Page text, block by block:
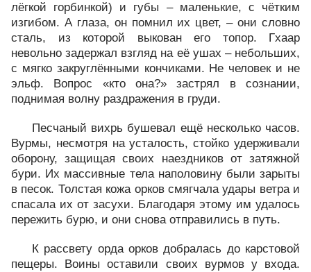
лёгкой горбинкой) и губы – маленькие, с чётким
изгибом. А глаза, он помнил их цвет, – они словно
сталь, из которой выкован его топор. Гхаар
невольно задержал взгляд на её ушах – небольших,
с мягко закруглёнными кончиками. Не человек и не
эльф. Вопрос «кто она?» застрял в сознании,
поднимая волну раздражения в груди.
Песчаный вихрь бушевал ещё несколько часов.
Вурмы, несмотря на усталость, стойко удерживали
оборону, защищая своих наездников от затяжной
бури. Их массивные тела наполовину были зарыты
в песок. Толстая кожа орков смягчала удары ветра и
спасала их от засухи. Благодаря этому им удалось
пережить бурю, и они снова отправились в путь.
К рассвету орда орков добралась до карстовой
пещеры. Воины оставили своих вурмов у входа.